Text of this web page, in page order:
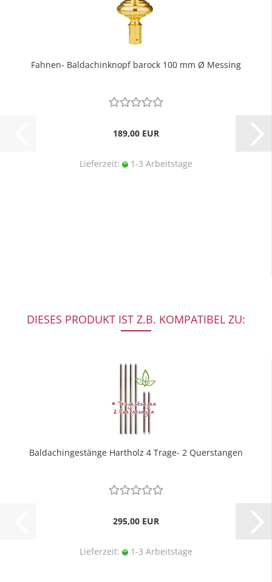
Fahnen- Baldachinknopf barock 100 mm Ø Messing
189,00 EUR
Lieferzeit: 1-3 Arbeitstage
DIESES PRODUKT IST Z.B. KOMPATIBEL ZU:
Baldachingestänge Hartholz 4 Trage- 2 Querstangen
295,00 EUR
Lieferzeit: 1-3 Arbeitstage